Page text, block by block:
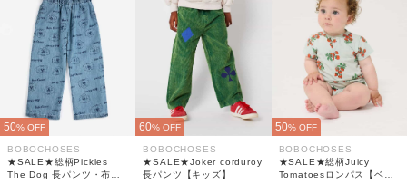
50% OFF
BOBOCHOSES
★SALE★総柄Pickles
The Dog 長パンツ・布帛
60% OFF
BOBOCHOSES
★SALE★Joker corduroy
長パンツ【キッズ】
50% OFF
BOBOCHOSES
★SALE★総柄Juicy
Tomatoesロンパス【ベビ